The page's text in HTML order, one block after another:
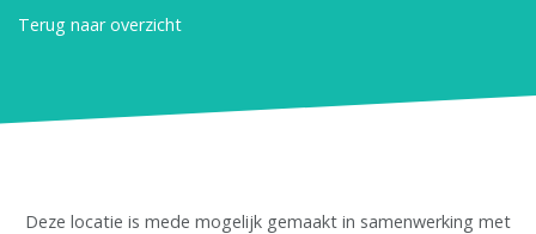
Terug naar overzicht
Deze locatie is mede mogelijk gemaakt in samenwerking met